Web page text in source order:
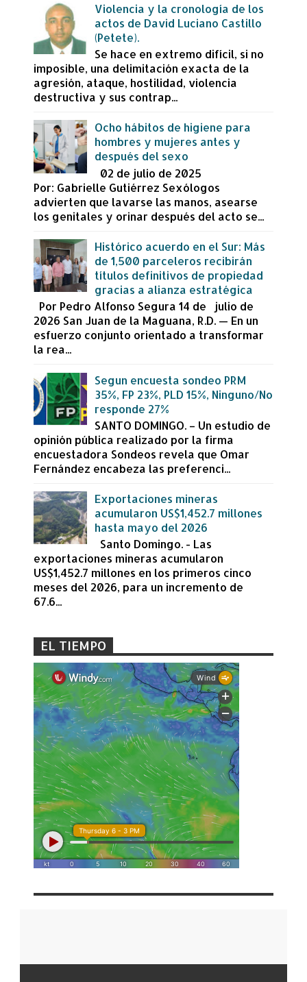
Violencia y la cronología de los
actos de David Luciano Castillo
(Petete).
Se hace en extremo difícil, si no
imposible, una delimitación exacta de la
agresión, ataque, hostilidad, violencia
destructiva y sus contrap...
Ocho hábitos de higiene para
hombres y mujeres antes y
después del sexo
02 de julio de 2025
Por: Gabrielle Gutiérrez Sexólogos
advierten que lavarse las manos, asearse
los genitales y orinar después del acto se...
Histórico acuerdo en el Sur: Más
de 1,500 parceleros recibirán
títulos definitivos de propiedad
gracias a alianza estratégica
Por Pedro Alfonso Segura 14 de julio de
2026 San Juan de la Maguana, R.D. — En un
esfuerzo conjunto orientado a transformar
la rea...
Segun encuesta sondeo PRM
35%, FP 23%, PLD 15%, Ninguno/No
responde 27%
SANTO DOMINGO. – Un estudio de
opinión pública realizado por la firma
encuestadora Sondeos revela que Omar
Fernández encabeza las preferenci...
Exportaciones mineras
acumularon US$1,452.7 millones
hasta mayo del 2026
Santo Domingo. - Las
exportaciones mineras acumularon
US$1,452.7 millones en los primeros cinco
meses del 2026, para un incremento de
67.6...
EL TIEMPO